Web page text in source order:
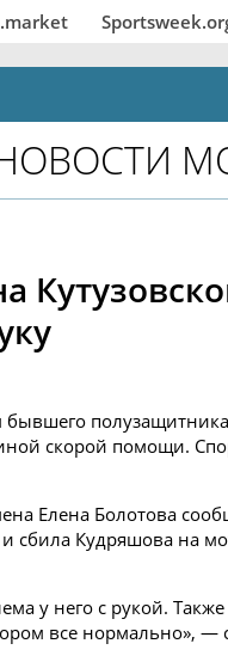
бывшего
скорой помощи.
Елена Болотова
сбила Кудряшова на
у него с рукой.
все нормально», —